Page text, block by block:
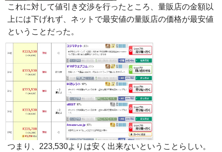
これに対して値引き交渉を行ったところ、量販店の金額以
上には下げれず、ネットで最安値の量販店の価格が最安値
ということだった。
つまり、223,530よりは安く出来ないということらしい。